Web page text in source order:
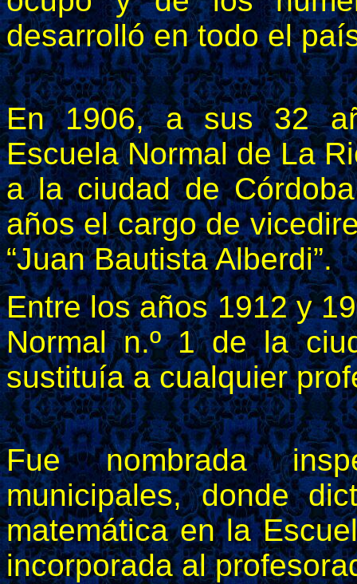
desarrolló en todo el
En 1906, a sus 32
Escuela Normal de La
a la ciudad de
años el cargo de
“Juan Bautista Alberdi”.
Entre los años 1912 y
Normal n.º 1 de la
sustituía a cualquier
Fue nombrada
municipales, donde
matemática en la
incorporada al